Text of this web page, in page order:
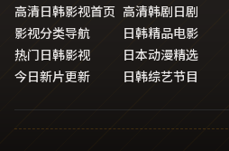
高清日韩影视首页
影视分类导航
热门日韩影视
今日新片更新
高清韩剧日剧
日韩精品电影
日本动漫精选
日韩综艺节目